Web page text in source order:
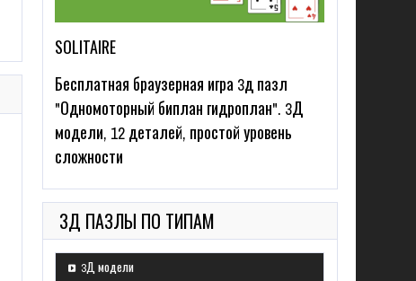
SOLITAIRE
Бесплатная браузерная игра 3д пазл
"Одномоторный биплан гидроплан". 3Д
модели, 12 деталей, простой уровень
сложности
3Д ПАЗЛЫ ПО ТИПАМ
3Д модели